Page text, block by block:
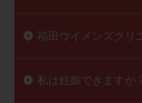
福田ウイメンズクリ
私は妊娠できますか